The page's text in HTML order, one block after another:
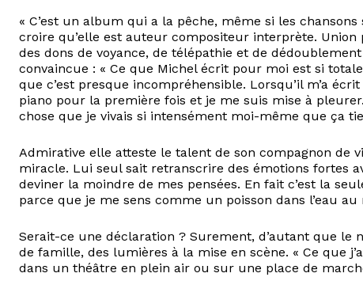
« C’est un album qui a la pêche, même si les
croire qu’elle est auteur compositeur interprète.
des dons de voyance, de télépathie et de
convaincue : « Ce que Michel écrit pour moi est si
que c’est presque incompréhensible. Lorsqu’il m’a
piano pour la première fois et je me suis mise à
chose que je vivais si intensément moi-même que ça
Admirative elle atteste le talent de son compagnon de
miracle. Lui seul sait retranscrire des émotions fortes
deviner la moindre de mes pensées. En fait c’est la
parce que je me sens comme un poisson dans l’eau
Serait-ce une déclaration ? Surement, d’autant que le
de famille, des lumières à la mise en scène. « Ce que
dans un théâtre en plein air ou sur une place de